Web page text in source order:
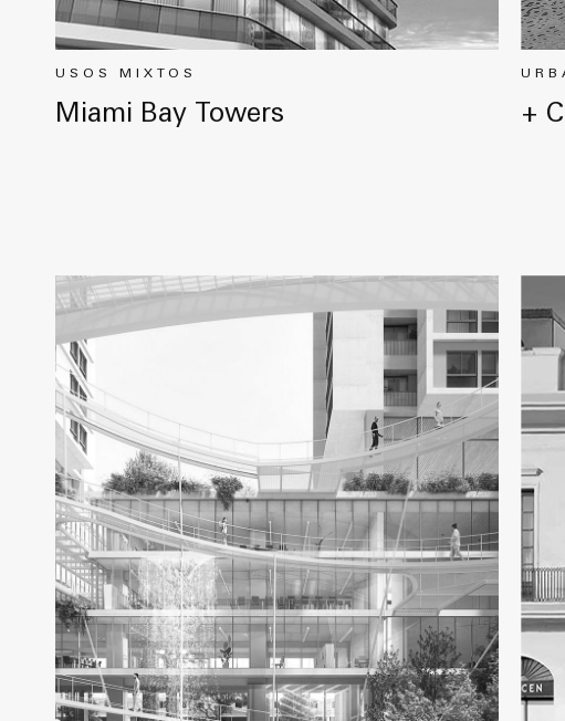
USOS MIXTOS
Miami Bay Towers +